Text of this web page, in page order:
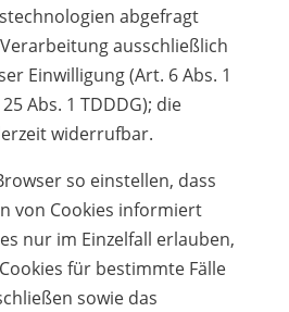
abgefragt
ausschließlich
Einwilligung (Art. 6 Abs. 1
Abs. 1 TDDDG); die
widerrufbar.
so einstellen, dass
von Cookies informiert
nur im Einzelfall erlauben,
für bestimmte Fälle
sowie das